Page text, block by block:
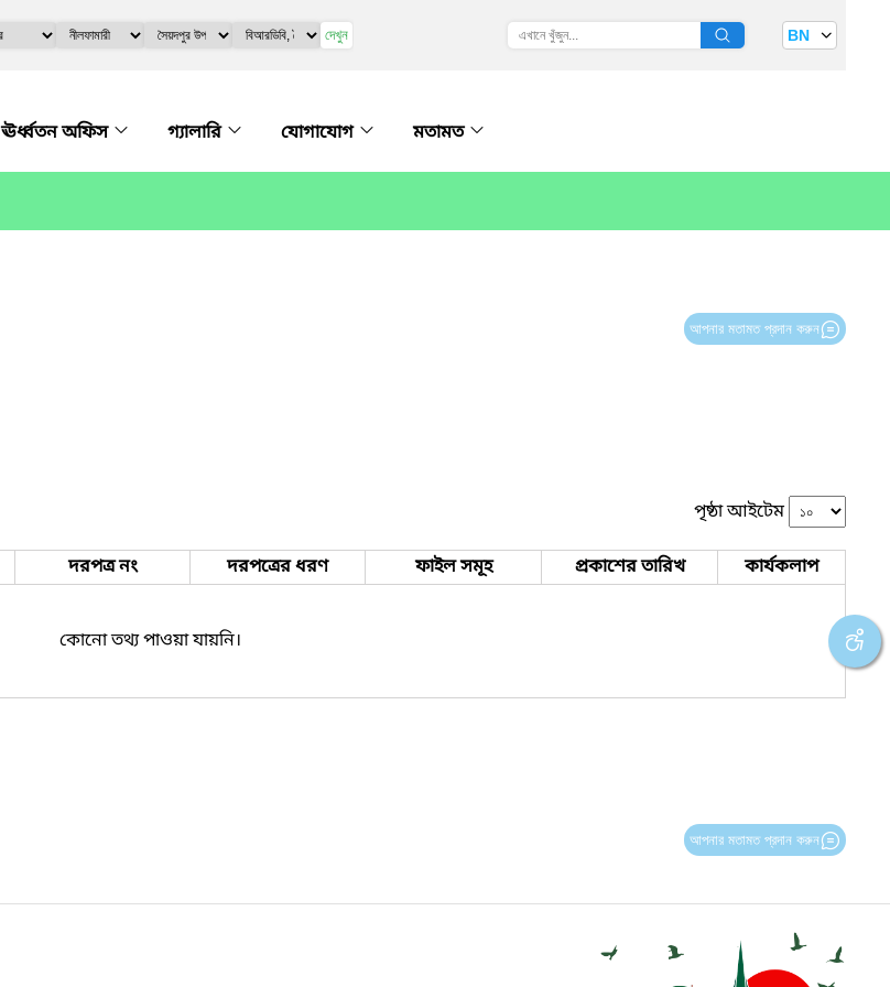
দেখুন BN
ঊর্ধ্বতন অফিস গ্যালারি যোগাযোগ মতামত
আপনার মতামত প্রদান করুন
পৃষ্ঠা আইটেম
দরপত্র নং দরপত্রের ধরণ ফাইল সমূহ প্রকাশের তারিখ কার্যকলাপ
কোনো তথ্য পাওয়া যায়নি।
আপনার মতামত প্রদান করুন